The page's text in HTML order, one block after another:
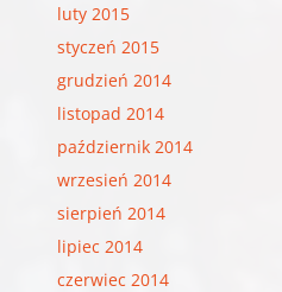
luty 2015
styczeń 2015
grudzień 2014
listopad 2014
październik 2014
wrzesień 2014
sierpień 2014
lipiec 2014
czerwiec 2014